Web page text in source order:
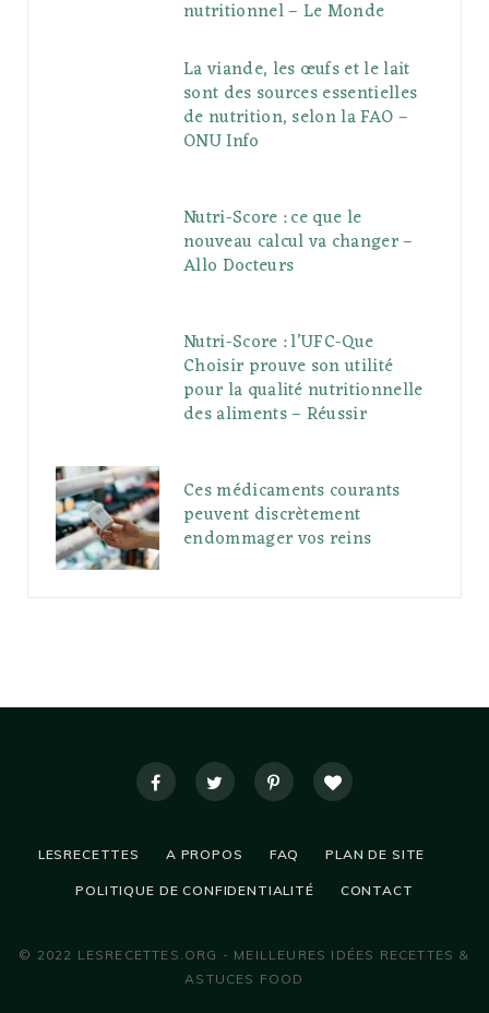
nutritionnel – Le Monde
La viande, les œufs et le lait
sont des sources essentielles
de nutrition, selon la FAO –
ONU Info
Nutri-Score : ce que le
nouveau calcul va changer –
Allo Docteurs
Nutri-Score : l’UFC-Que
Choisir prouve son utilité
pour la qualité nutritionnelle
des aliments – Réussir
Ces médicaments courants
peuvent discrètement
endommager vos reins
LESRECETTES A PROPOS FAQ PLAN DE SITE
POLITIQUE DE CONFIDENTIALITÉ CONTACT
© 2022 LESRECETTES.ORG - MEILLEURES IDÉES RECETTES &
ASTUCES FOOD